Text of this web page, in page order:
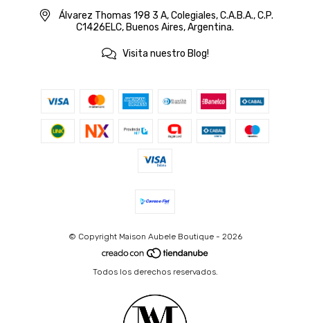
Álvarez Thomas 198 3 A, Colegiales, C.A.B.A., C.P.
C1426ELC, Buenos Aires, Argentina.
Visita nuestro Blog!
© Copyright Maison Aubele Boutique - 2026
Todos los derechos reservados.